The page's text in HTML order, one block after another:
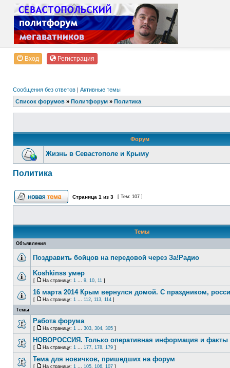
Вход Регистрация
Сообщения без ответов | Активные темы
Список форумов » Политфорум » Политика
Форум
Жизнь в Севастополе и Крыму
Политика
Страница 1 из 3 [ Тем: 107 ]
Темы
Объявления
Поздравить бойцов на передовой через За!Радио
Koshkinss умер
[ На страницу: 1 ... 9, 10, 11 ]
16 марта 2014 Крым вернулся домой. С праздником,
[ На страницу: 1 ... 112, 113, 114 ]
Темы
Работа форума
[ На страницу: 1 ... 303, 304, 305 ]
НОВОРОССИЯ. Только оперативная информация и факты
[ На страницу: 1 ... 177, 178, 179 ]
Тема для новичков, пришедших на форум
[ На страницу: 1 ... 105, 106, 107 ]